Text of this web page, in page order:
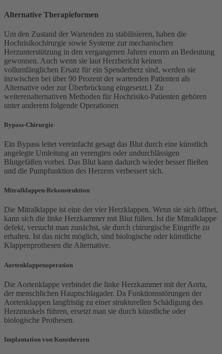
Alternative Therapieformen
Um den Zustand der Wartenden zu stabilisieren, haben die
Hochrisikochirurgie sowie Systeme zur mechanischen
Herzunterstützung in den vergangenen Jahren enorm an Bedeutung
gewonnen. Auch wenn sie laut Herzbericht keinen
vollumfänglichen Ersatz für ein Spenderherz sind, werden sie
inzwischen bei über 90 Prozent der wartenden Patienten als
Alternative oder zur Überbrückung eingesetzt.1 Zu
weiterenalternativen Methoden für Hochrisiko-Patienten gehören
unter anderem folgende Operationen
Bypass-Chirurgie
Ein Bypass leitet vereinfacht gesagt das Blut durch eine künstlich
angelegte Umleitung an verengten oder undurchlässigen
Blutgefäßen vorbei. Das Blut kann dadurch wieder besser fließen
und die Pumpfunktion des Herzens verbessert sich.
Mitralklappen-Rekonstruktion
Die Mitralklappe ist eine der vier Herzklappen. Wenn sie sich öffnet,
kann sich die linke Herzkammer mit Blut füllen. Ist die Mitralklappe
defekt, versucht man zunächst, sie durch chirurgische Eingriffe zu
erhalten. Ist das nicht möglich, sind biologische oder künstliche
Klappenprothesen die Alternative.
Aortenklappenoperation
Die Aortenklappe verbindet die linke Herzkammer mit der Aorta,
der menschlichen Hauptschlagader. Da Funktionsstörungen der
Aortenklappen langfristig zu einer strukturellen Schädigung des
Herzmuskels führen, ersetzt man sie durch künstliche oder
biologische Prothesen.
Implantation von Kunstherzen